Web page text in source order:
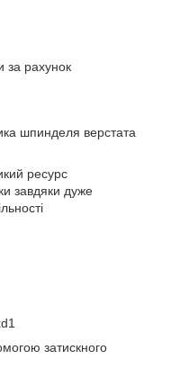
за рахунок
шпинделя верстата
ресурс
завдяки дуже
затискного